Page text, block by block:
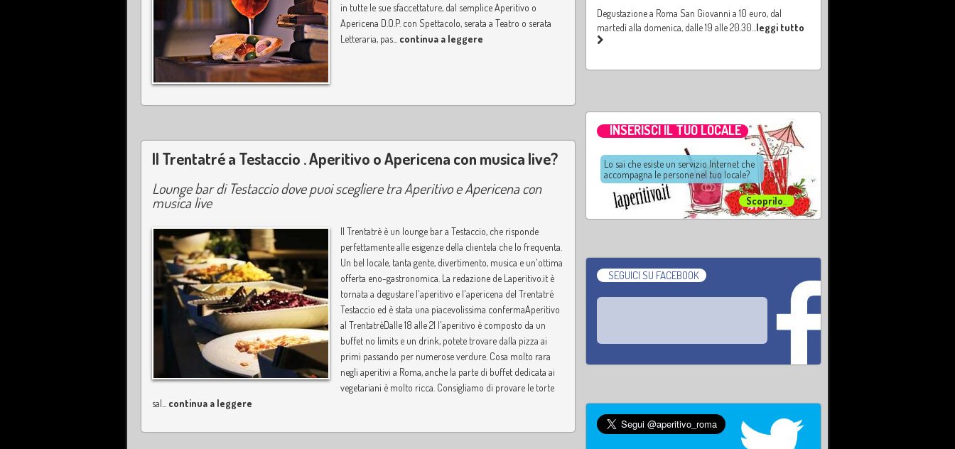
in tutte le sue sfaccettature, dal semplice Aperitivo o
Apericena D.O.P. con Spettacolo, serata a Teatro o serata
Letteraria, pas... continua a leggere
Il Trentatré a Testaccio . Aperitivo o Apericena con musica live?
Lounge bar di Testaccio dove puoi scegliere tra Aperitivo e Apericena con
musica live
Il Trentatrè è un lounge bar a Testaccio, che risponde
perfettamente alle esigenze della clientela che lo frequenta.
Un bel locale, tanta gente, divertimento, musica e un'ottima
offerta eno-gastronomica. La redazione de Laperitivo.it è
tornata a degustare l'aperitivo e l'apericena del Trentatré
Testaccio ed è stata una piacevolissima confermaAperitivo
al TrentatrèDalle 18 alle 21 l'aperitivo è composto da un
buffet no limits e un drink, potete trovare dalla pizza ai
primi passando per numerose verdure. Cosa molto rara
negli aperitivi a Roma, anche la parte di buffet dedicata ai
vegetariani è molto ricca. Consigliamo di provare le torte
sal... continua a leggere
Degustazione a Roma San Giovanni a 10 euro, dal
martedì alla domenica, dalle 19 alle 20.30 leggi tutto
INSERISCI IL TUO LOCALE
Lo sai che esiste un servizio Internet che
accompagna le persone nel tuo locale?
Scoprilo
SEGUICI SU FACEBOOK